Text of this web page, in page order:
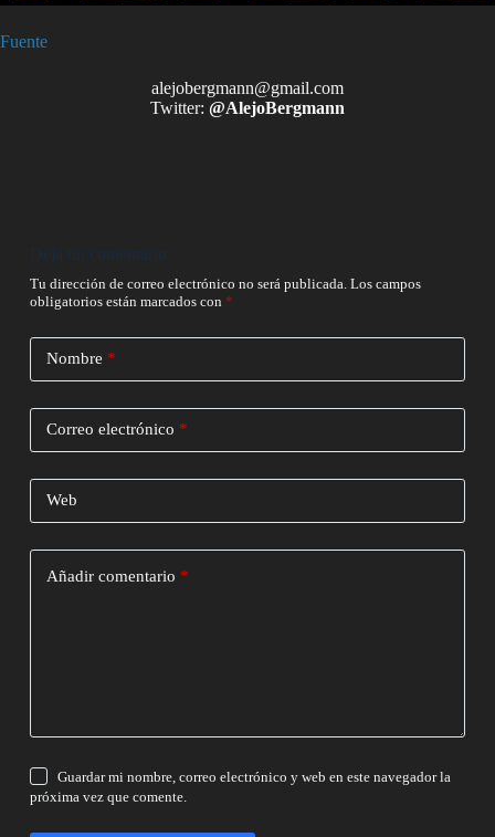
Fuente
alejobergmann@gmail.com
Twitter: @AlejoBergmann
Deja un comentario
Tu dirección de correo electrónico no será publicada. Los campos
obligatorios están marcados con *
Nombre *
Correo electrónico *
Web
Añadir comentario *
Guardar mi nombre, correo electrónico y web en este navegador la
próxima vez que comente.